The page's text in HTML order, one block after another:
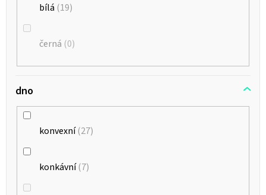
bílá 19
černá 0
dno
konvexní 27
konkávní 7